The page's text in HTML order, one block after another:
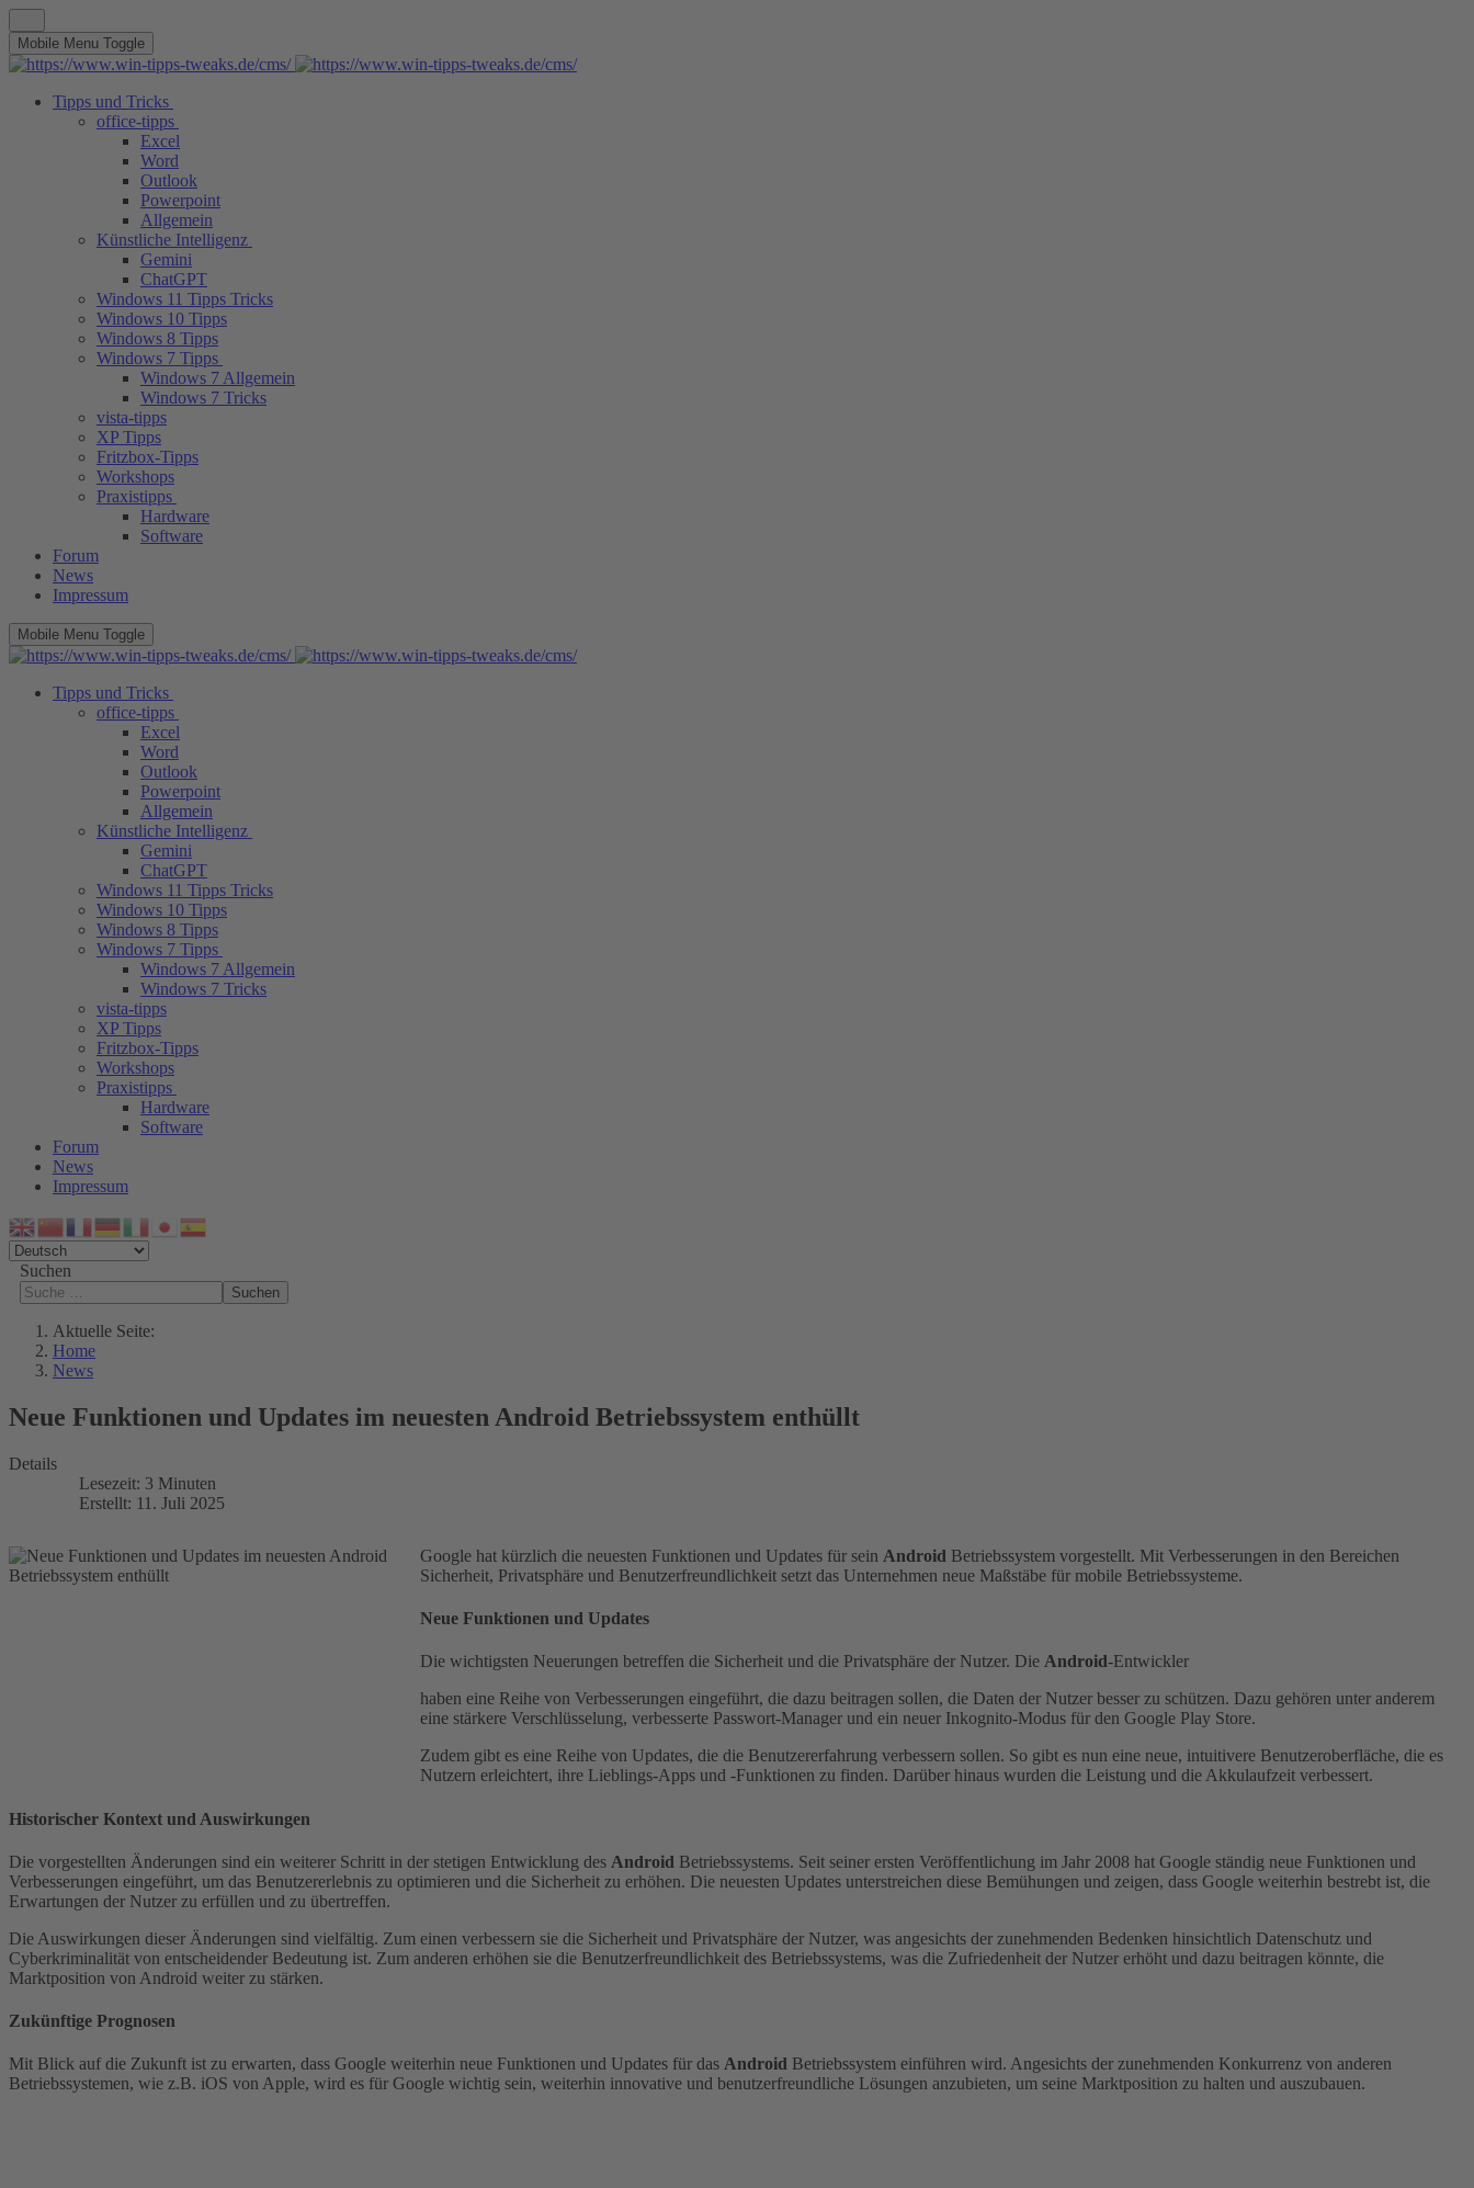
Mobile Menu Toggle
Tipps und Tricks
office-tipps
Excel
Word
Outlook
Powerpoint
Allgemein
Künstliche Intelligenz
Gemini
ChatGPT
Windows 11 Tipps Tricks
Windows 10 Tipps
Windows 8 Tipps
Windows 7 Tipps
Windows 7 Allgemein
Windows 7 Tricks
vista-tipps
XP Tipps
Fritzbox-Tipps
Workshops
Praxistipps
Hardware
Software
Forum
News
Impressum
Mobile Menu Toggle
Tipps und Tricks
office-tipps
Excel
Word
Outlook
Powerpoint
Allgemein
Künstliche Intelligenz
Gemini
ChatGPT
Windows 11 Tipps Tricks
Windows 10 Tipps
Windows 8 Tipps
Windows 7 Tipps
Windows 7 Allgemein
Windows 7 Tricks
vista-tipps
XP Tipps
Fritzbox-Tipps
Workshops
Praxistipps
Hardware
Software
Forum
News
Impressum
Suchen
Suchen
Aktuelle Seite:
Home
News
Neue Funktionen und Updates im neuesten Android Betriebssystem enthüllt
Details
Lesezeit: 3 Minuten
Erstellt: 11. Juli 2025
Google hat kürzlich die neuesten Funktionen und Updates für sein Android Betriebssystem vorgestellt. Mit Verbesserungen in den Bereichen
Sicherheit, Privatsphäre und Benutzerfreundlichkeit setzt das Unternehmen neue Maßstäbe für mobile Betriebssysteme.
Neue Funktionen und Updates
Die wichtigsten Neuerungen betreffen die Sicherheit und die Privatsphäre der Nutzer. Die Android-Entwickler
haben eine Reihe von Verbesserungen eingeführt, die dazu beitragen sollen, die Daten der Nutzer besser zu schützen. Dazu gehören unter anderem
eine stärkere Verschlüsselung, verbesserte Passwort-Manager und ein neuer Inkognito-Modus für den Google Play Store.
Zudem gibt es eine Reihe von Updates, die die Benutzererfahrung verbessern sollen. So gibt es nun eine neue, intuitivere Benutzeroberfläche, die es
Nutzern erleichtert, ihre Lieblings-Apps und -Funktionen zu finden. Darüber hinaus wurden die Leistung und die Akkulaufzeit verbessert.
Historischer Kontext und Auswirkungen
Die vorgestellten Änderungen sind ein weiterer Schritt in der stetigen Entwicklung des Android Betriebssystems. Seit seiner ersten Veröffentlichung im Jahr 2008 hat Google ständig neue Funktionen und
Verbesserungen eingeführt, um das Benutzererlebnis zu optimieren und die Sicherheit zu erhöhen. Die neuesten Updates unterstreichen diese Bemühungen und zeigen, dass Google weiterhin bestrebt ist, die
Erwartungen der Nutzer zu erfüllen und zu übertreffen.
Die Auswirkungen dieser Änderungen sind vielfältig. Zum einen verbessern sie die Sicherheit und Privatsphäre der Nutzer, was angesichts der zunehmenden Bedenken hinsichtlich Datenschutz und
Cyberkriminalität von entscheidender Bedeutung ist. Zum anderen erhöhen sie die Benutzerfreundlichkeit des Betriebssystems, was die Zufriedenheit der Nutzer erhöht und dazu beitragen könnte, die
Marktposition von Android weiter zu stärken.
Zukünftige Prognosen
Mit Blick auf die Zukunft ist zu erwarten, dass Google weiterhin neue Funktionen und Updates für das Android Betriebssystem einführen wird. Angesichts der zunehmenden Konkurrenz von anderen
Betriebssystemen, wie z.B. iOS von Apple, wird es für Google wichtig sein, weiterhin innovative und benutzerfreundliche Lösungen anzubieten, um seine Marktposition zu halten und auszubauen.